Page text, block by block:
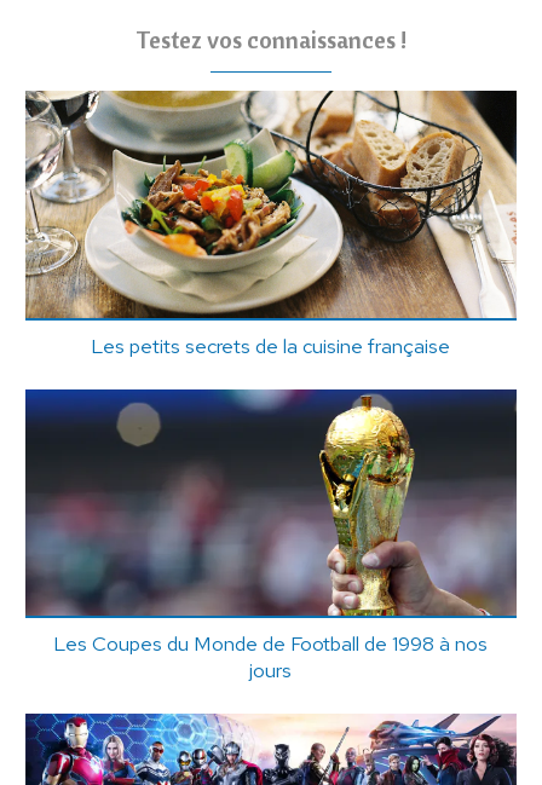
Testez vos connaissances !
Les petits secrets de la cuisine française
Les Coupes du Monde de Football de 1998 à nos
jours